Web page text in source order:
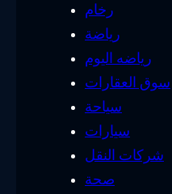
رخام
رياضة
رياضه اليوم
سوق العقارات
سياحة
سيارات
شركات النقل
صحة